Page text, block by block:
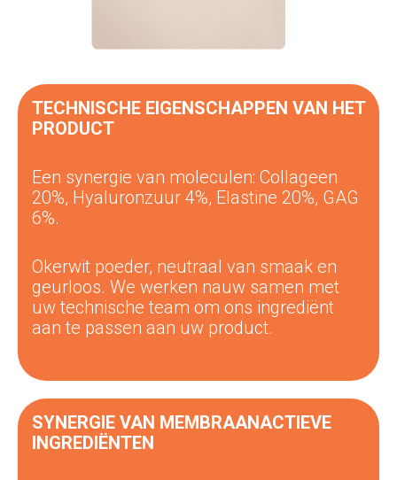
TECHNISCHE EIGENSCHAPPEN VAN HET
PRODUCT
Een synergie van moleculen: Collageen
20%, Hyaluronzuur 4%, Elastine 20%, GAG
6%.
Okerwit poeder, neutraal van smaak en
geurloos. We werken nauw samen met
uw technische team om ons ingrediënt
aan te passen aan uw product.
SYNERGIE VAN MEMBRAANACTIEVE
INGREDIËNTEN